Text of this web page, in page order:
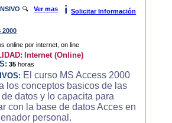
🔍Ver mas i Solicitar Información
2000
Internet (Online)
35 horas
El curso MS Access 2000
los conceptos basicos de las
de datos y lo capacita para
con la base de datos Acces en
personal.